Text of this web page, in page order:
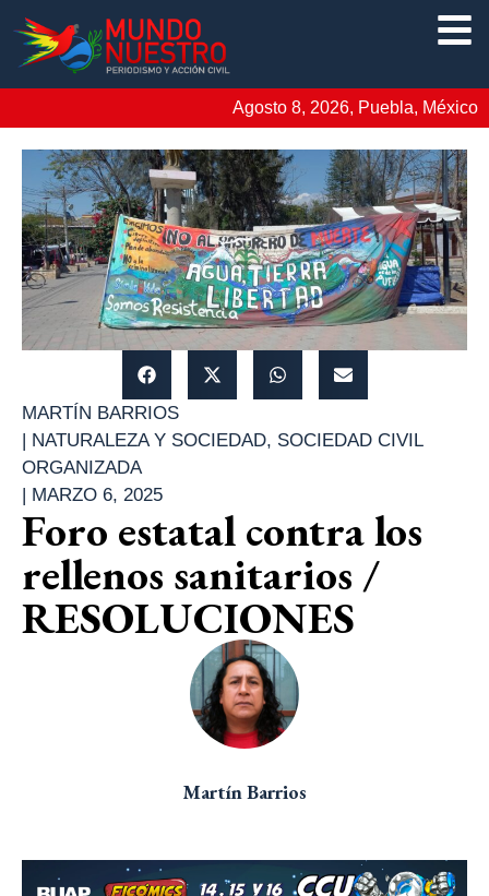
Agosto 8, 2026, Puebla, México
MARTÍN BARRIOS
| NATURALEZA Y SOCIEDAD, SOCIEDAD CIVIL
ORGANIZADA
| MARZO 6, 2025
Foro estatal contra los
rellenos sanitarios /
RESOLUCIONES
Martín Barrios